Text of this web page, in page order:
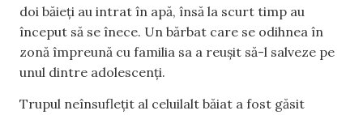
doi băieți au intrat în apă, însă la scurt timp au
început să se înece. Un bărbat care se odihnea în
zonă împreună cu familia sa a reușit să-l salveze pe
unul dintre adolescenți.
Trupul neînsuflețit al celuilalt băiat a fost găsit